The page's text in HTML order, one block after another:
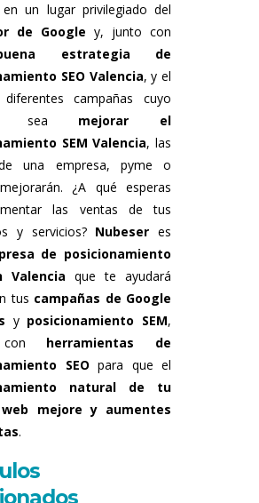
en un lugar privilegiado del
de Google y, junto con
estrategia de
SEO Valencia, y el
campañas cuyo
sea mejorar el
SEM Valencia, las
una empresa, pyme o
¿A qué esperas
las ventas de tus
y servicios? Nubeser es
de posicionamiento
Valencia que te ayudará
tus campañas de Google
y posicionamiento SEM,
con herramientas de
SEO para que el
natural de tu
mejore y aumentes
.